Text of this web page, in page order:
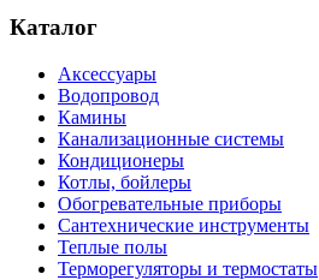
Каталог
Аксессуары
Водопровод
Камины
Канализационные системы
Кондиционеры
Котлы, бойлеры
Обогревательные приборы
Сантехнические инструменты
Теплые полы
Терморегуляторы и термостаты